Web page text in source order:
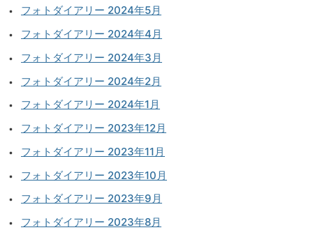
フォトダイアリー 2024年5月
フォトダイアリー 2024年4月
フォトダイアリー 2024年3月
フォトダイアリー 2024年2月
フォトダイアリー 2024年1月
フォトダイアリー 2023年12月
フォトダイアリー 2023年11月
フォトダイアリー 2023年10月
フォトダイアリー 2023年9月
フォトダイアリー 2023年8月